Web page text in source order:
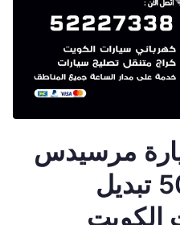
مرسيدس
جيب 50805535 تبديل
الكويت